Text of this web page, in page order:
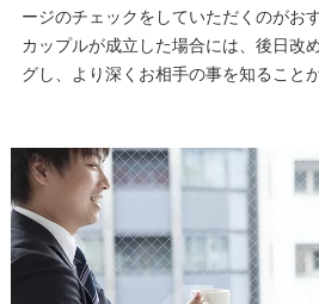
ージのチェックをしていただくのがお
カップルが成立した場合には、後日改
グし、より深くお相手の事を知ること